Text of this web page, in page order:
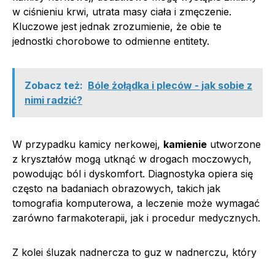
w ciśnieniu krwi, utrata masy ciała i zmęczenie.
Kluczowe jest jednak zrozumienie, że obie te
jednostki chorobowe to odmienne entitety.
Zobacz też: Bóle żołądka i pleców - jak sobie z
nimi radzić?
W przypadku kamicy nerkowej, kamienie utworzone
z kryształów mogą utknąć w drogach moczowych,
powodując ból i dyskomfort. Diagnostyka opiera się
często na badaniach obrazowych, takich jak
tomografia komputerowa, a leczenie może wymagać
zarówno farmakoterapii, jak i procedur medycznych.
Z kolei śluzak nadnercza to guz w nadnerczu, który